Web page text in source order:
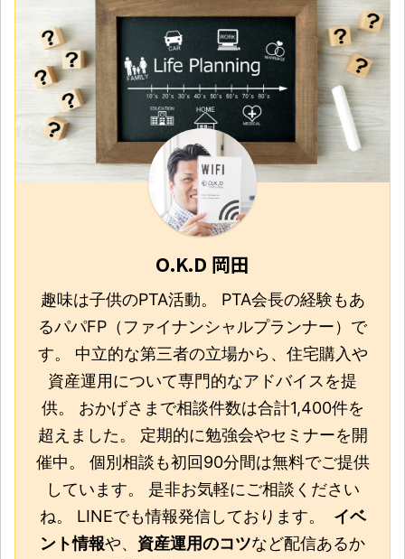
O.K.D 岡田
趣味は子供のPTA活動。 PTA会長の経験もあ
るパパFP（ファイナンシャルプランナー）で
す。 中立的な第三者の立場から、住宅購入や
資産運用について専門的なアドバイスを提
供。 おかげさまで相談件数は合計1,400件を
超えました。 定期的に勉強会やセミナーを開
催中。 個別相談も初回90分間は無料でご提供
しています。 是非お気軽にご相談ください
ね。 LINEでも情報発信しております。 イベ
ント情報や、 資産運用のコツなど配信あるか